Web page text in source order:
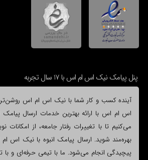
پنل پیامک نیک اس ام اس با 17 سال تجربه
آینده کسب و کار شما با نیک اس ام اس
اس ام اس با ارائه بهترین خدمات ارسال پیامک
می‌کنیم تا با تغییرات رفتار جامعه، از
بهره‌مند شوید. ارسال پیامک انبوه با نیک اس
پیچیدگی انجام می‌شود. ما با تیمی حرفه‌ای و با